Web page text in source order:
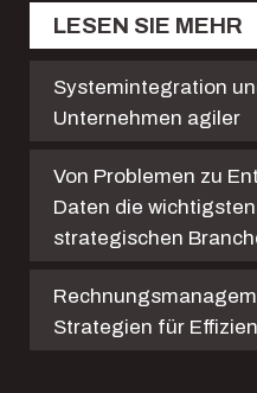
LESEN SIE MEHR
Systemintegration
Unternehmen agiler
Von Problemen zu
Daten die
strategischen
Strategien für